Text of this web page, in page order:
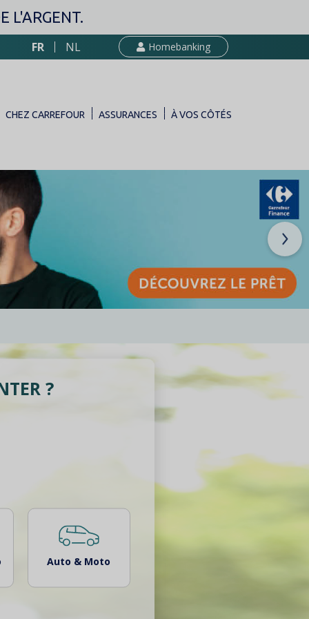
L'ARGENT.
FR NL Homebanking
CHEZ CARREFOUR ASSURANCES À VOS CÔTÉS
?
Auto & Moto